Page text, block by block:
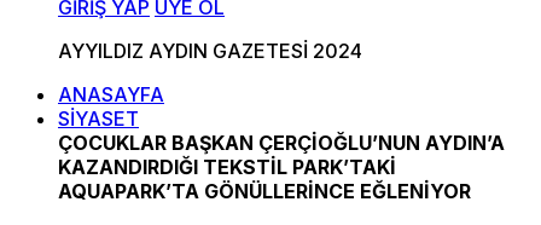
GİRİŞ YAP ÜYE OL
AYYILDIZ AYDIN GAZETESİ 2024
ANASAYFA
SİYASET
ÇOCUKLAR BAŞKAN ÇERÇİOĞLU’NUN AYDIN’A
KAZANDIRDIĞI TEKSTİL PARK’TAKİ
AQUAPARK’TA GÖNÜLLERİNCE EĞLENİYOR